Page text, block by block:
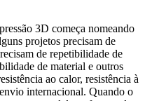
3D começa nomeando
projetos precisam de
de repetibilidade de
de material e outros
ao calor, resistência à
internacional. Quando o